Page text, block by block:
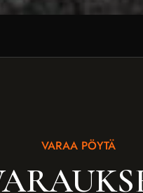
VARAA PÖYTÄ